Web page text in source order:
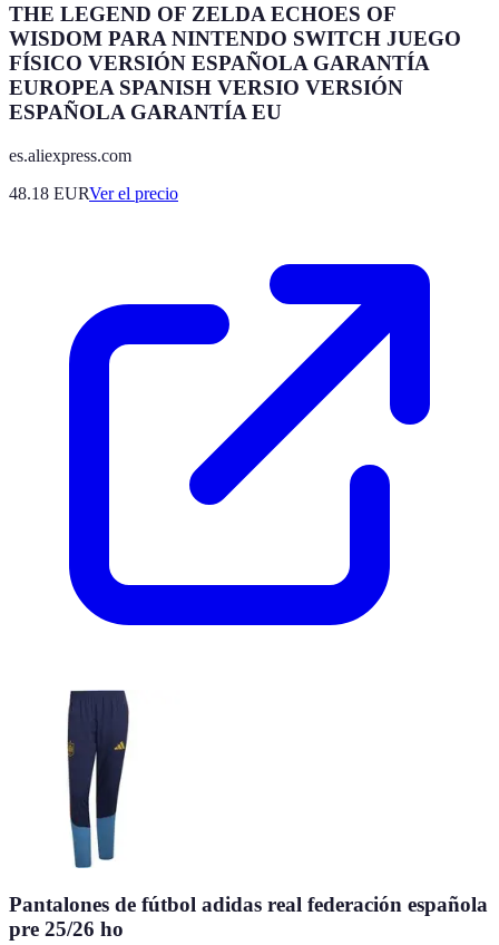
THE LEGEND OF ZELDA ECHOES OF
WISDOM PARA NINTENDO SWITCH JUEGO
FÍSICO VERSIÓN ESPAÑOLA GARANTÍA
EUROPEA SPANISH VERSIO VERSIÓN
ESPAÑOLA GARANTÍA EU
es.aliexpress.com
48.18 EURVer el precio
Pantalones de fútbol adidas real federación española
pre 25/26 ho